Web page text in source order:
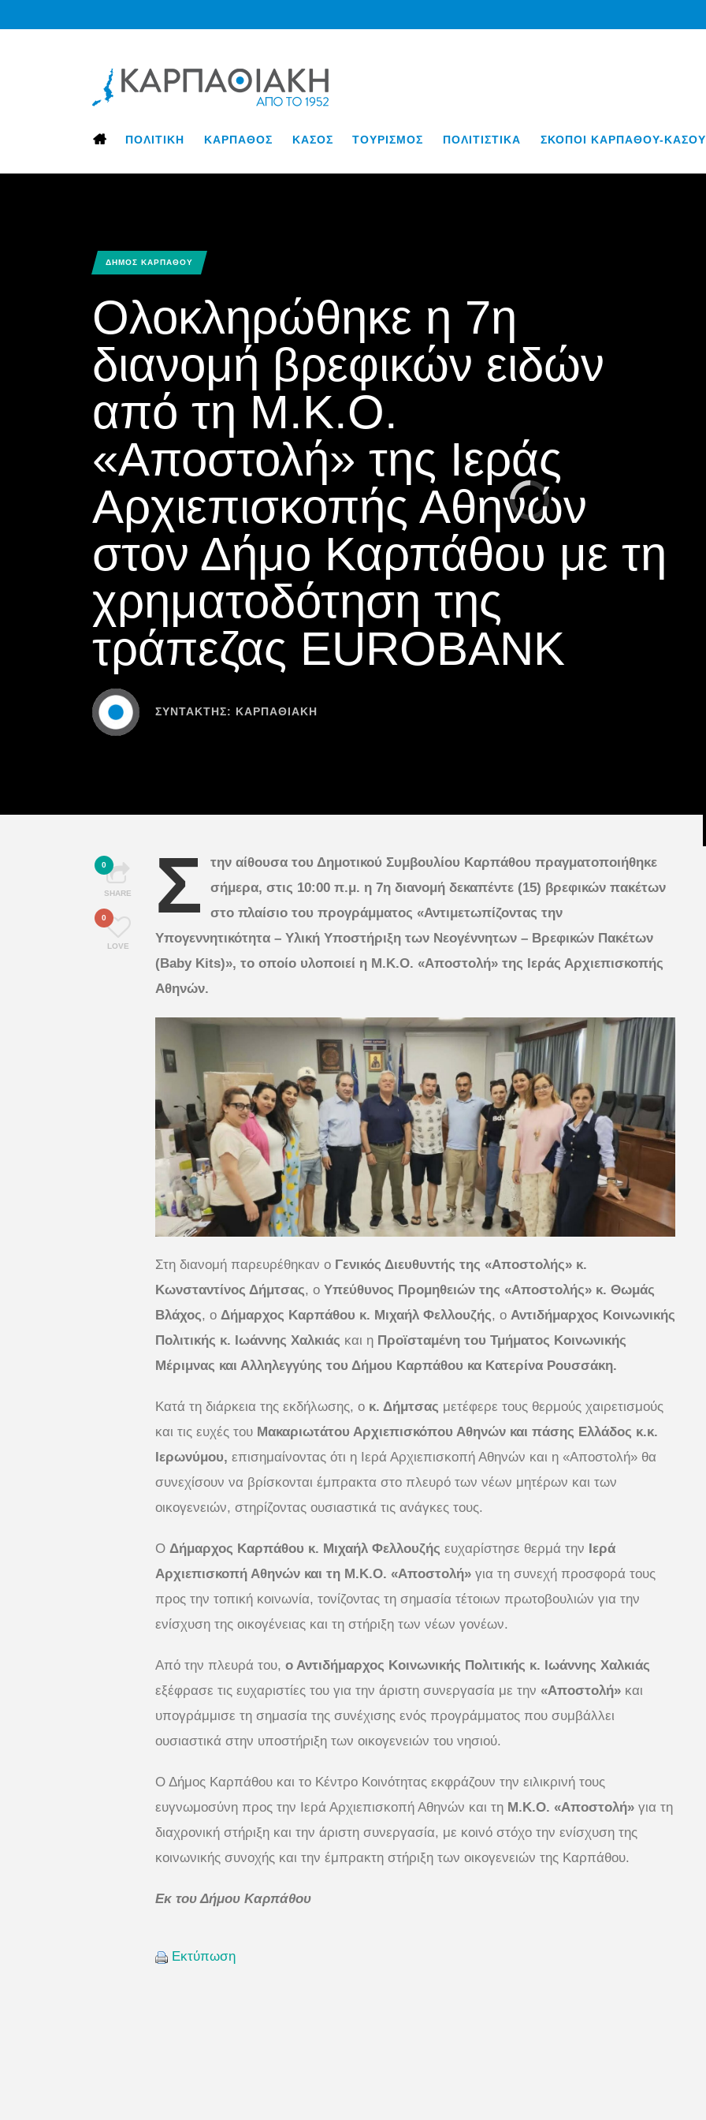
ΠΟΛΙΤΙΚΗ ΚΑΡΠΑΘΟΣ ΚΑΣΟΣ ΤΟΥΡΙΣΜΟΣ ΠΟΛΙΤΙΣΤΙΚΑ ΣΚΟΠΟΙ ΚΑΡΠΑΘΟΥ-ΚΑΣΟΥ
ΔΗΜΟΣ ΚΑΡΠΑΘΟΥ
Ολοκληρώθηκε η 7η
διανομή βρεφικών ειδών
από τη Μ.Κ.Ο.
«Αποστολή» της Ιεράς
Αρχιεπισκοπής Αθηνών
στον Δήμο Καρπάθου με τη
χρηματοδότηση της
τράπεζας EUROBANK
ΣΥΝΤΆΚΤΗΣ: ΚΑΡΠΑΘΙΑΚΗ
0
SHARE
0
LOVE
Σ
την αίθουσα του Δημοτικού Συμβουλίου Καρπάθου πραγματοποιήθηκε
σήμερα, στις 10:00 π.μ. η 7η διανομή δεκαπέντε (15) βρεφικών πακέτων
στο πλαίσιο του προγράμματος «Αντιμετωπίζοντας την
Υπογεννητικότητα – Υλική Υποστήριξη των Νεογέννητων – Βρεφικών Πακέτων
(Baby Kits)», το οποίο υλοποιεί η Μ.Κ.Ο. «Αποστολή» της Ιεράς Αρχιεπισκοπής
Αθηνών.
Στη διανομή παρευρέθηκαν ο Γενικός Διευθυντής της «Αποστολής» κ.
Κωνσταντίνος Δήμτσας, ο Υπεύθυνος Προμηθειών της «Αποστολής» κ. Θωμάς
Βλάχος, ο Δήμαρχος Καρπάθου κ. Μιχαήλ Φελλουζής, ο Αντιδήμαρχος Κοινωνικής
Πολιτικής κ. Ιωάννης Χαλκιάς και η Προϊσταμένη του Τμήματος Κοινωνικής
Μέριμνας και Αλληλεγγύης του Δήμου Καρπάθου κα Κατερίνα Ρουσσάκη.
Κατά τη διάρκεια της εκδήλωσης, ο κ. Δήμτσας μετέφερε τους θερμούς χαιρετισμούς
και τις ευχές του Μακαριωτάτου Αρχιεπισκόπου Αθηνών και πάσης Ελλάδος κ.κ.
Ιερωνύμου, επισημαίνοντας ότι η Ιερά Αρχιεπισκοπή Αθηνών και η «Αποστολή» θα
συνεχίσουν να βρίσκονται έμπρακτα στο πλευρό των νέων μητέρων και των
οικογενειών, στηρίζοντας ουσιαστικά τις ανάγκες τους.
Ο Δήμαρχος Καρπάθου κ. Μιχαήλ Φελλουζής ευχαρίστησε θερμά την Ιερά
Αρχιεπισκοπή Αθηνών και τη Μ.Κ.Ο. «Αποστολή» για τη συνεχή προσφορά τους
προς την τοπική κοινωνία, τονίζοντας τη σημασία τέτοιων πρωτοβουλιών για την
ενίσχυση της οικογένειας και τη στήριξη των νέων γονέων.
Από την πλευρά του, ο Αντιδήμαρχος Κοινωνικής Πολιτικής κ. Ιωάννης Χαλκιάς
εξέφρασε τις ευχαριστίες του για την άριστη συνεργασία με την «Αποστολή» και
υπογράμμισε τη σημασία της συνέχισης ενός προγράμματος που συμβάλλει
ουσιαστικά στην υποστήριξη των οικογενειών του νησιού.
Ο Δήμος Καρπάθου και το Κέντρο Κοινότητας εκφράζουν την ειλικρινή τους
ευγνωμοσύνη προς την Ιερά Αρχιεπισκοπή Αθηνών και τη Μ.Κ.Ο. «Αποστολή» για τη
διαχρονική στήριξη και την άριστη συνεργασία, με κοινό στόχο την ενίσχυση της
κοινωνικής συνοχής και την έμπρακτη στήριξη των οικογενειών της Καρπάθου.
Εκ του Δήμου Καρπάθου
Εκτύπωση